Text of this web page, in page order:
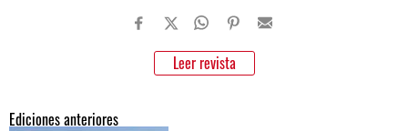
Leer revista
Ediciones anteriores